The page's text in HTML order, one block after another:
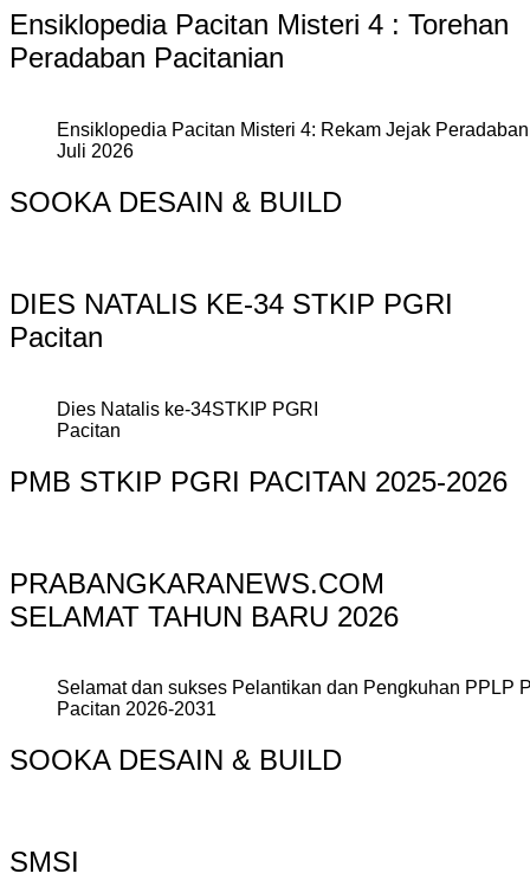
Ensiklopedia Pacitan Misteri 4 : Torehan
Peradaban Pacitanian
Ensiklopedia Pacitan Misteri 4: Rekam Jejak
Juli 2026
SOOKA DESAIN & BUILD
DIES NATALIS KE-34 STKIP PGRI
Pacitan
Dies Natalis ke-34STKIP PGRI
Pacitan
PMB STKIP PGRI PACITAN 2025-2026
PRABANGKARANEWS.COM
SELAMAT TAHUN BARU 2026
Selamat dan sukses Pelantikan dan Pengkuhan PPLP
Pacitan 2026-2031
SOOKA DESAIN & BUILD
SMSI